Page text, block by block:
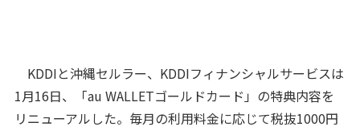
KDDIと沖縄セルラー、KDDIフィナンシャルサービスは
1月16日、「au WALLETゴールドカード」の特典内容を
リニューアルした。毎月の利用料金に応じて税抜1000円